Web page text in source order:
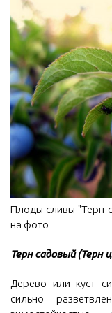
Плоды сливы "Терн
на фото
Терн садовый (Терн
Дерево или куст
сильно